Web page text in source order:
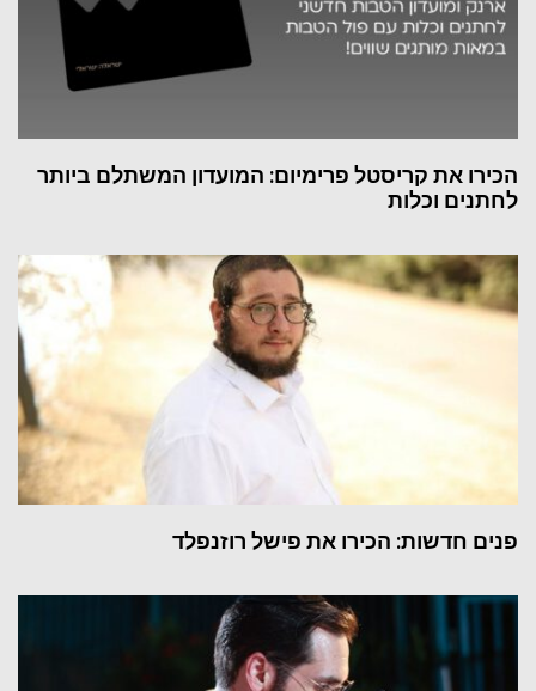
הכירו את קריסטל פרימיום: המועדון המשתלם ביותר
לחתנים וכלות
פנים חדשות: הכירו את פישל רוזנפלד